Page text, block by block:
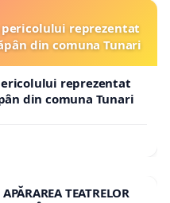
reprezentat
din comuna Tunari
reprezentat
din comuna Tunari
TEATRELOR